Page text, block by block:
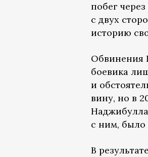
побег
с двух
историю
Обвинения
боевика
и
вину, но в
с ним, было
В